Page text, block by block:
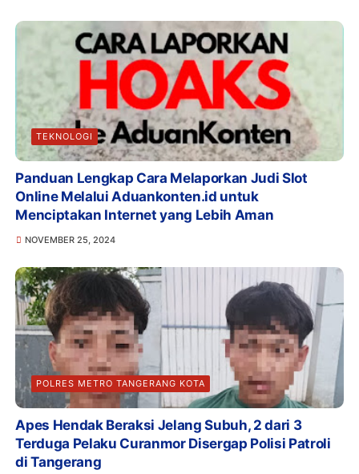
TEKNOLOGI
Panduan Lengkap Cara Melaporkan Judi Slot
Online Melalui Aduankonten.id untuk
Menciptakan Internet yang Lebih Aman
NOVEMBER 25, 2024
POLRES METRO TANGERANG KOTA
Apes Hendak Beraksi Jelang Subuh, 2 dari 3
Terduga Pelaku Curanmor Disergap Polisi Patroli
di Tangerang